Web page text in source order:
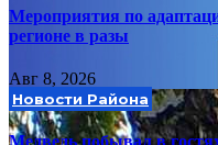
Мероприятия по
регионе в разы
Авг 8, 2026
Новости Района